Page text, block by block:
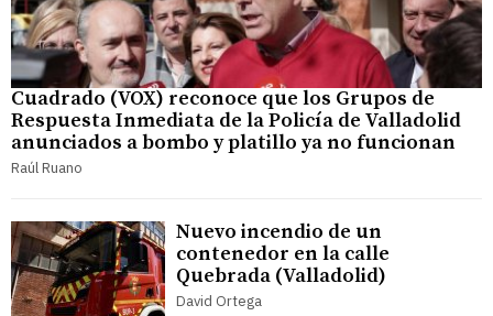
Cuadrado (VOX) reconoce que los Grupos de
Respuesta Inmediata de la Policía de Valladolid
anunciados a bombo y platillo ya no funcionan
Raúl Ruano
Nuevo incendio de un
contenedor en la calle
Quebrada (Valladolid)
David Ortega